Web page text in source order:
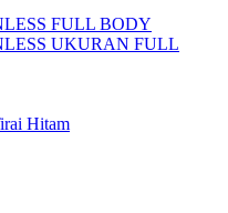
FULL BODY
UKURAN FULL
Hitam